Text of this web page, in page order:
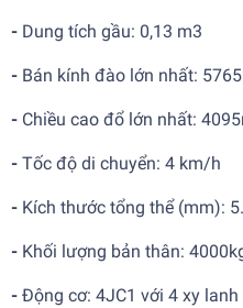
- Dung tích gầu: 0,13 m3
- Bán kính đào lớn nhất:
- Chiều cao đổ lớn nhất:
- Tốc độ di chuyển: 4 km/h
- Kích thước tổng thể (mm):
- Khối lượng bản thân:
- Động cơ: 4JC1 với 4 xy